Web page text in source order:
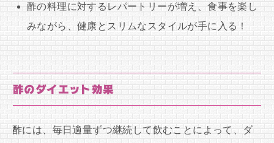
酢の料理に対するレパートリーが増え、食事を楽し
みながら、健康とスリムなスタイルが手に入る！
酢のダイエット効果
酢には、毎日適量ずつ継続して飲むことによって、ダ